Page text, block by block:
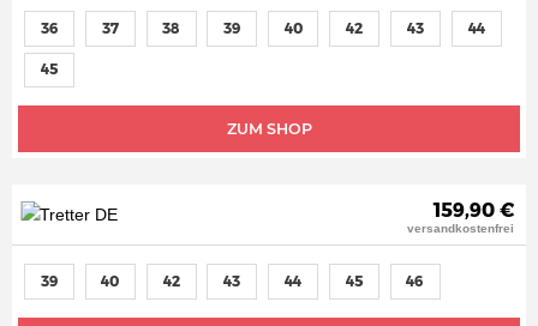
ZUM SHOP
36 37 38 39 40 42 43 44
45
159,90 €
versandkostenfrei
39 40 42 43 44 45 46